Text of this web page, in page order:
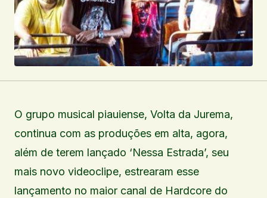
O grupo musical piauiense, Volta da Jurema,
continua com as produções em alta, agora,
além de terem lançado ‘Nessa Estrada’, seu
mais novo videoclipe, estrearam esse
lançamento no maior canal de Hardcore do